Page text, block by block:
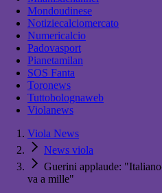
Mondoudinese
Notiziecalciomercato
Numericalcio
Padovasport
Pianetamilan
SOS Fanta
Toronews
Tuttobolognaweb
Violanews
Viola News
News viola
Guerini applaude:
va a mille"